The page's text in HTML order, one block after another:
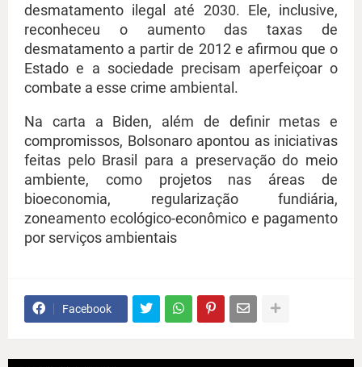
desmatamento ilegal até 2030. Ele, inclusive,
reconheceu o aumento das taxas de
desmatamento a partir de 2012 e afirmou que o
Estado e a sociedade precisam aperfeiçoar o
combate a esse crime ambiental.
Na carta a Biden, além de definir metas e
compromissos, Bolsonaro apontou as iniciativas
feitas pelo Brasil para a preservação do meio
ambiente, como projetos nas áreas de
bioeconomia, regularização fundiária,
zoneamento ecológico-econômico e pagamento
por serviços ambientais
Facebook